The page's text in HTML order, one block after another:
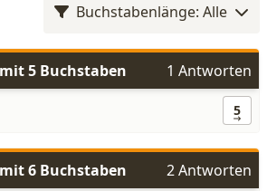
Buchstabenlänge: Alle
5 Buchstaben
1 Antworten
5
6 Buchstaben
2 Antworten